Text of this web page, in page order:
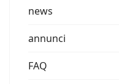
news
annunci
FAQ